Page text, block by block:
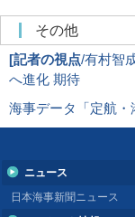
その他
[記者の視点/有村智
へ進化 期待
海事データ「定航
ニュース
日本海事新聞ニュース